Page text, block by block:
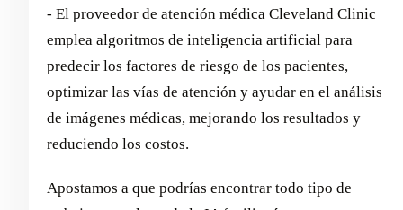
- El proveedor de atención médica Cleveland Clinic
emplea algoritmos de inteligencia artificial para
predecir los factores de riesgo de los pacientes,
optimizar las vías de atención y ayudar en el análisis
de imágenes médicas, mejorando los resultados y
reduciendo los costos.
Apostamos a que podrías encontrar todo tipo de